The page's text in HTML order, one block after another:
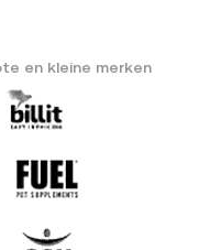
en kleine merken